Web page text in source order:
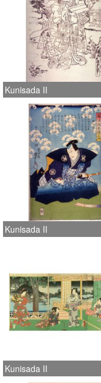
Kunisada II
Kunisada II
Kunisada II